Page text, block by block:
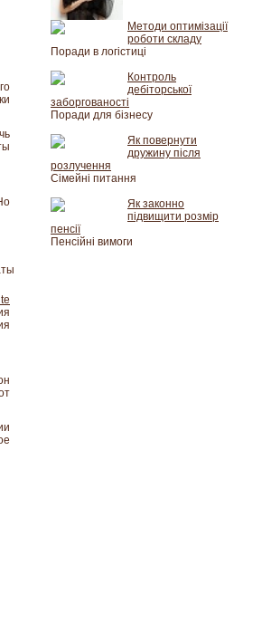
Методи оптимізації
роботи складу
Поради в логістиці
Контроль
дебіторської
заборгованості
Поради для бізнесу
Як повернути
дружину після
розлучення
Сімейні питання
Як законно
підвищити розмір
пенсії
Пенсійні вимоги